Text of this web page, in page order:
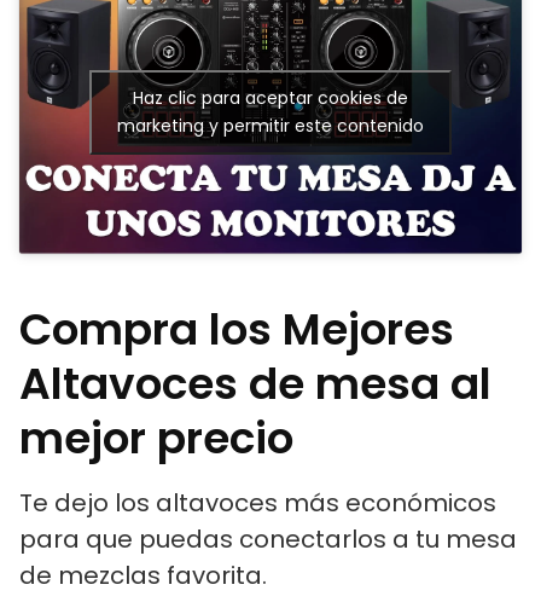
Haz clic para aceptar cookies de
marketing y permitir este contenido
Compra los Mejores
Altavoces de mesa al
mejor precio
Te dejo los altavoces más económicos
para que puedas conectarlos a tu mesa
de mezclas favorita.